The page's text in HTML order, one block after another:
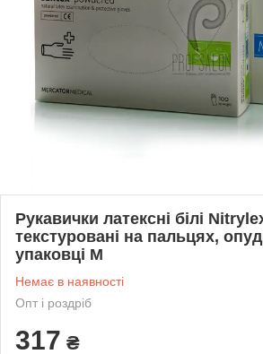
Рукавички латексні білі
текстуровані на пальцях,
упаковці M
Немає в наявності
Опт і роздріб
317 ₴